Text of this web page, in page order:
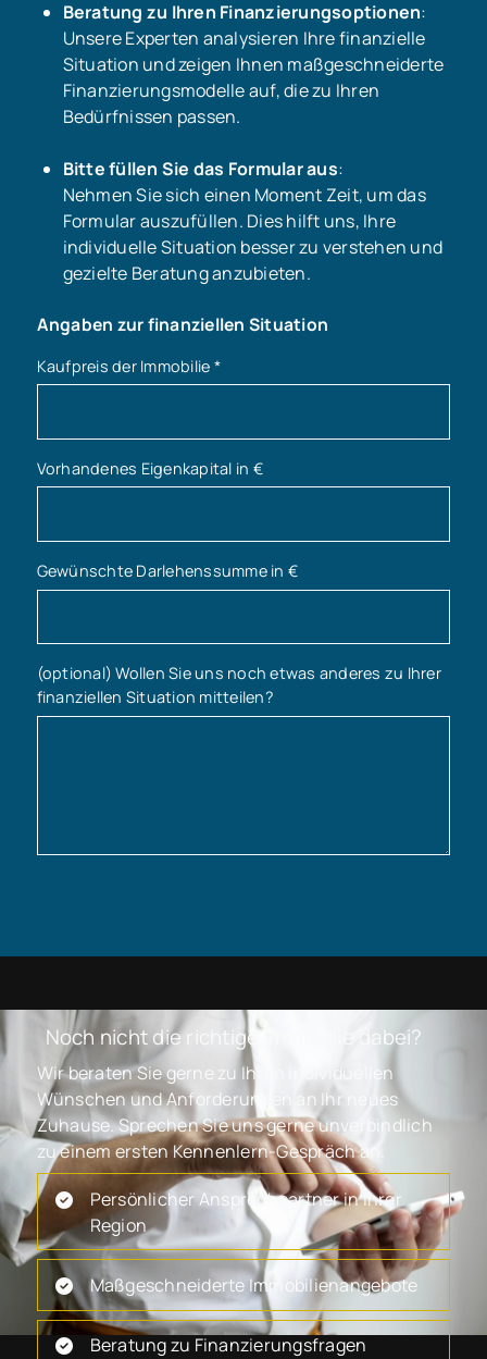
Beratung zu Ihren Finanzierungsoptionen:
Unsere Experten analysieren Ihre finanzielle
Situation und zeigen Ihnen maßgeschneiderte
Finanzierungsmodelle auf, die zu Ihren
Bedürfnissen passen.
Bitte füllen Sie das Formular aus:
Nehmen Sie sich einen Moment Zeit, um das
Formular auszufüllen. Dies hilft uns, Ihre
individuelle Situation besser zu verstehen und
gezielte Beratung anzubieten.
Angaben zur finanziellen Situation
Kaufpreis der Immobilie *
Vorhandenes Eigenkapital in €
Gewünschte Darlehenssumme in €
(optional) Wollen Sie uns noch etwas anderes zu Ihrer
finanziellen Situation mitteilen?
Noch nicht die richtige Immobilie dabei?
Wir beraten Sie gerne zu Ihren individuellen
Wünschen und Anforderungen an Ihr neues
Zuhause. Sprechen Sie uns gerne unverbindlich
zu einem ersten Kennenlern-Gespräch an.
Persönlicher Ansprechpartner in Ihrer
Region
Maßgeschneiderte Immobilienangebote
Beratung zu Finanzierungsfragen